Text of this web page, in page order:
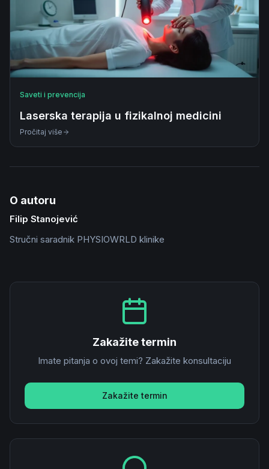
Saveti i prevencija
Laserska terapija u fizikalnoj medicini
Pročitaj više
O autoru
Filip Stanojević
Stručni saradnik PHYSIOWRLD klinike
Zakažite termin
Imate pitanja o ovoj temi? Zakažite konsultaciju
Zakažite termin